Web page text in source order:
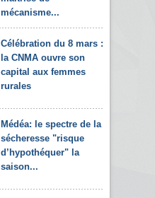
mécanisme...
Célébration du 8 mars :
la CNMA ouvre son
capital aux femmes
rurales
Médéa: le spectre de la
sécheresse "risque
d’hypothéquer" la
saison...